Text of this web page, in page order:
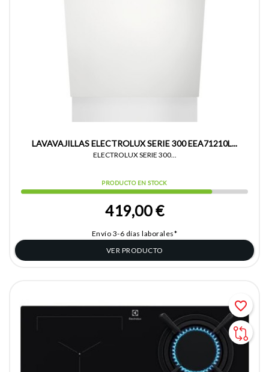
LAVAVAJILLAS ELECTROLUX SERIE 300 EEA71210L...
ELECTROLUX SERIE 300...
PRODUCTO EN STOCK
419,00 €
Envío 3-6 días laborales*
VER PRODUCTO
favorite_border